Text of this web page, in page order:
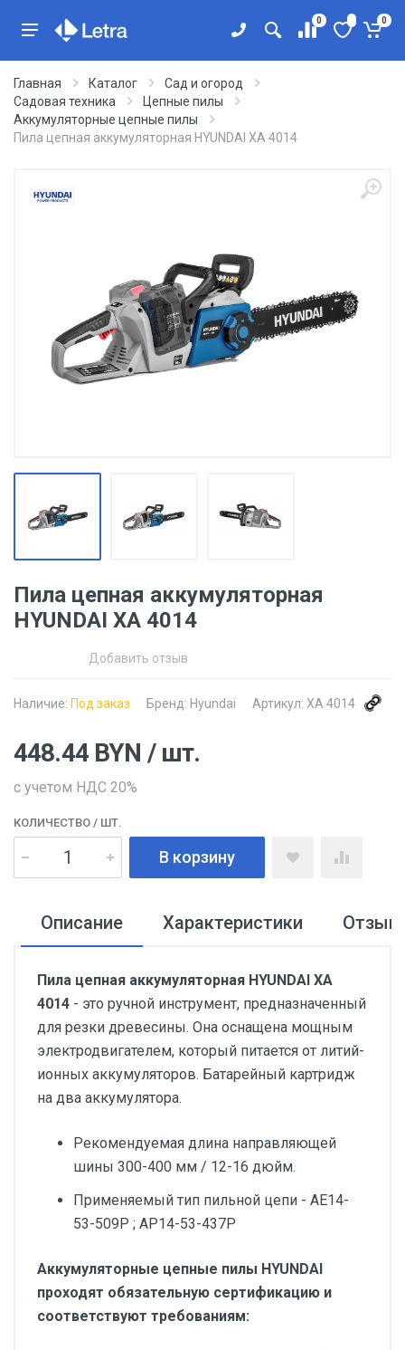
0 0
Главная Каталог
Сад и огород
Садовая техника
Цепные пилы
Аккумуляторные цепные пилы
Пила цепная аккумуляторная HYUNDAI XA 4014
Пила цепная аккумуляторная
HYUNDAI XA 4014
Добавить отзыв
Наличие: Под заказ Бренд: Hyundai Артикул: XA 4014
448.44 BYN / шт.
с учетом НДС 20%
КОЛИЧЕСТВО / ШТ.
В корзину
Описание Характеристики
Пила цепная аккумуляторная HYUNDAI XA
4014 - это ручной инструмент, предназначенный
для резки древесины. Она оснащена мощным
электродвигателем, который питается от литий-
ионных аккумуляторов. Батарейный картридж
на два аккумулятора.
Рекомендуемая длина направляющей
шины 300-400 мм / 12-16 дюйм.
Применяемый тип пильной цепи - AE14-
53-509P ; AP14-53-437P
Аккумуляторные цепные пилы HYUNDAI
проходят обязательную сертификацию и
соответствуют требованиям: